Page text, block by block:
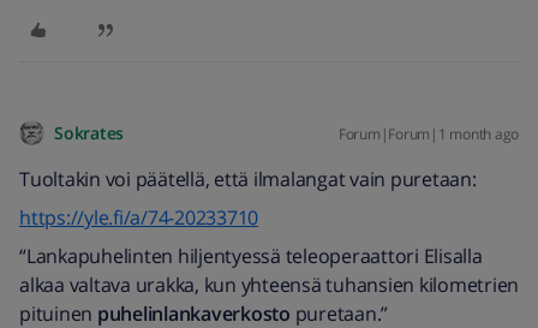
Sokrates Forum|Forum|1 month ago
Tuoltakin voi päätellä, että ilmalangat vain puretaan:
https://yle.fi/a/74-20233710
“Lankapuhelinten hiljentyessä teleoperaattori Elisalla
alkaa valtava urakka, kun yhteensä tuhansien kilometrien
pituinen puhelinlankaverkosto puretaan.”